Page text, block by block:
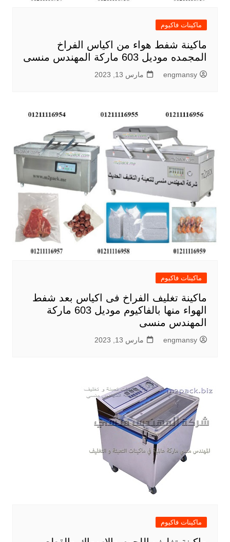
ماكينات فاكيوم
ماكينة شفط هواء من اكياس الفراخ
المجمده موديل 603 ماركة المهندس منسى
engmansy مارس 13, 2023
ماكينات فاكيوم
ماكينة تغليف الفراخ فى اكياس بعد شفط
الهواء منها بالفاكيوم موديل 603 ماركة
المهندس منسى
engmansy مارس 13, 2023
ماكينات فاكيوم